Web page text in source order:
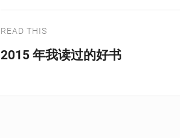
READ THIS
2015 年我读过的好书